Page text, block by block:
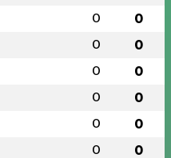
0 0
0 0
0 0
0 0
0 0
0 0